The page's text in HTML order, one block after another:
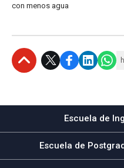
con menos agua
Escuela de
Escuela de